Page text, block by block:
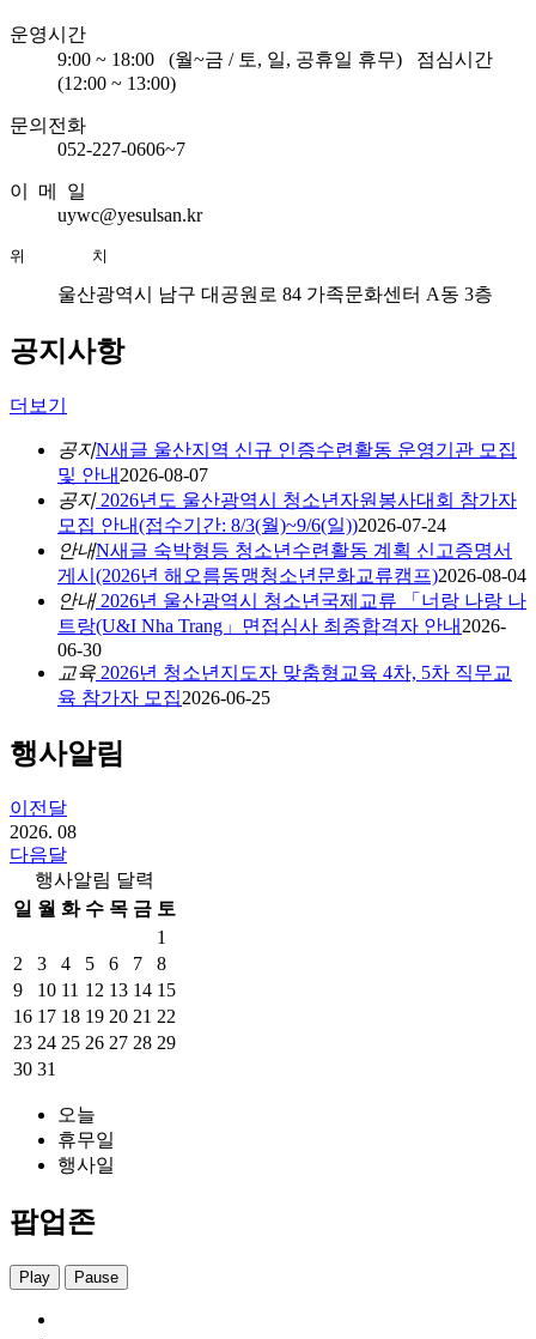
운영시간
9:00 ~ 18:00 (월~금 / 토, 일, 공휴일 휴무)
점심시간
(12:00 ~ 13:00)
문의전화
052-227-0606~7
이 메 일
uywc@yesulsan.kr
위       치
울산광역시 남구 대공원로 84 가족문화센터 A동 3층
공지사항
더보기
공지N새글 울산지역 신규 인증수련활동 운영기관 모집
및 안내 2026-08-07
공지2026년도 울산광역시 청소년자원봉사대회 참가자
모집 안내(접수기간: 8/3(월)~9/6(일))2026-07-24
안내N새글 숙박형등 청소년수련활동 계획 신고증명서
게시(2026년 해오름동맹청소년문화교류캠프)2026-08-04
안내2026년 울산광역시 청소년국제교류 「너랑 나랑 나
트랑(U&I Nha Trang」면접심사 최종합격자 안내 2026-
06-30
교육 2026년 청소년지도자 맞춤형교육 4차, 5차 직무교
육 참가자 모집2026-06-25
행사알림
이전달
2026. 08
다음달
행사알림 달력
일 월 화 수 목 금 토
1
2
3 4 5 6 7
8
9
10 11 12 13 14 15
16 17 18 19 20 21 22
23 24 25 26 27 28 29
30 31
오늘
휴무일
행사일
팝업존
Play Pause